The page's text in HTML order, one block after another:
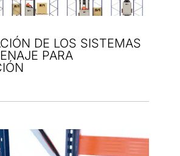
DE LOS SISTEMAS
PARA